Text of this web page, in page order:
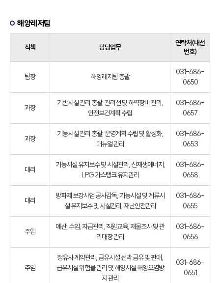
해양레저팀
직책 담당업무
연락처(내선
번호)
팀장 해양레저팀 총괄
031-686-
0650
과장
기반시설 관리 총괄, 관리선 및 하역장비 관리,
안전보건계획 수립
031-686-
0657
과장
기능시설 관리 총괄, 운영계획 수립 및 활성화,
매뉴얼 관리
031-686-
0653
대리
기능시설 유지보수 및 시설관리, 신재생에너지,
LPG 가스탱크 유지관리
031-686-
0658
대리
방파제 보강사업 공사감독, 기능시설 및 계류시
설 유지보수 및 시설관리, 재난안전관리
031-686-
0655
주임
예산, 수입, 자금관리, 직원교육, 재물조사 및 관
리대장 관리
031-686-
0656
주임
정유사 계약관리, 급유시설 선박 급유 및 판매,
급유시설 위험물 관리 및 해양시설 해양오염방
지 관리
031-686-
0651